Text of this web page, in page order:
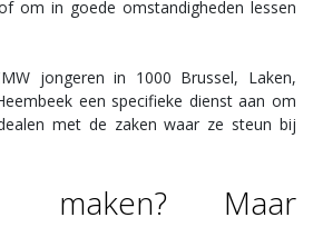
om in goede omstandigheden lessen
jongeren in 1000 Brussel, Laken,
een specifieke dienst aan om
met de zaken waar ze steun bij
maken? Maar